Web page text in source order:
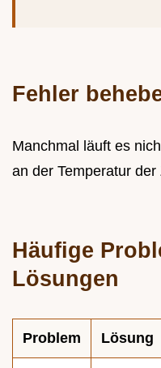
Fehler
Manchmal läuft es
an der Temperatur
Häufige
Lösungen
Problem Lösung